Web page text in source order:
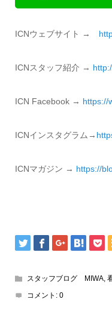
ICNウェブサイト →
ICNスタッフ紹介 →
ICN Facebook → https://
ICNインスタグラム→
ICNマガジン → https://
スタッフブログ MIWA,
コメント: 0